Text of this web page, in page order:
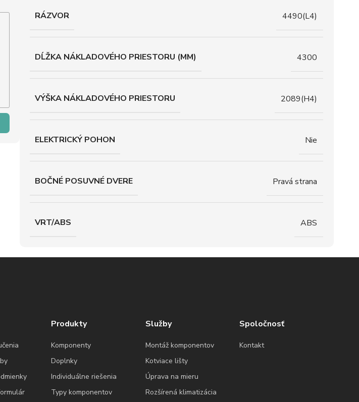
RÁZVOR 4490(L4)
DĹŽKA NÁKLADOVÉHO PRIESTORU (MM) 4300
VÝŠKA NÁKLADOVÉHO PRIESTORU 2089(H4)
ELEKTRICKÝ POHON Nie
BOČNÉ POSUVNÉ DVERE Pravá strana
VRT/ABS ABS
Produkty
Komponenty
Doplnky
Individuálne riešenia
Typy komponentov
Služby
Montáž komponentov
Kotviace lišty
Úprava na mieru
Rozšírená klimatizácia
Spoločnosť
Kontakt